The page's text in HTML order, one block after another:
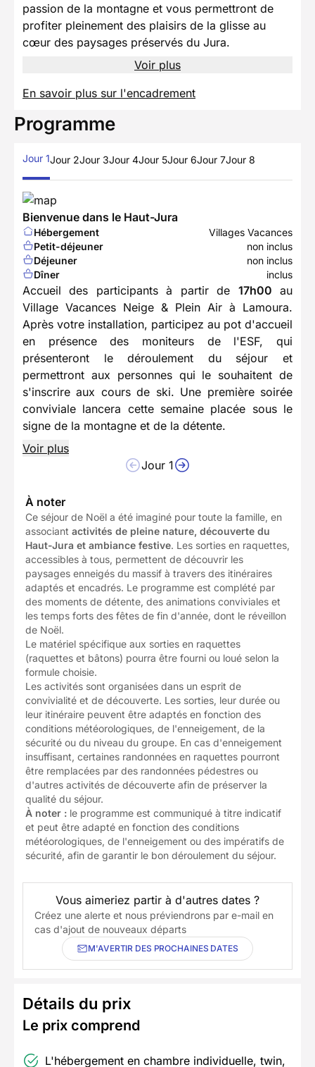
passion de la montagne et vous permettront de
profiter pleinement des plaisirs de la glisse au
cœur des paysages préservés du Jura.
Voir plus
En savoir plus sur l'encadrement
Programme
Jour 1Jour 2Jour 3Jour 4Jour 5Jour 6Jour 7Jour 8
Bienvenue dans le Haut-Jura
Hébergement
Villages Vacances
Petit-déjeuner
non inclus
Déjeuner
non inclus
Dîner
inclus
Accueil des participants à partir de 17h00 au
Village Vacances Neige & Plein Air à Lamoura.
Après votre installation, participez au pot d'accueil
en présence des moniteurs de l'ESF, qui
présenteront le déroulement du séjour et
permettront aux personnes qui le souhaitent de
s'inscrire aux cours de ski. Une première soirée
conviviale lancera cette semaine placée sous le
signe de la montagne et de la détente.
Voir plus
Jour 1
À noter
Ce séjour de Noël a été imaginé pour toute la famille, en
associant activités de pleine nature, découverte du
Haut-Jura et ambiance festive. Les sorties en raquettes,
accessibles à tous, permettent de découvrir les
paysages enneigés du massif à travers des itinéraires
adaptés et encadrés. Le programme est complété par
des moments de détente, des animations conviviales et
les temps forts des fêtes de fin d'année, dont le réveillon
de Noël.
Le matériel spécifique aux sorties en raquettes
(raquettes et bâtons) pourra être fourni ou loué selon la
formule choisie.
Les activités sont organisées dans un esprit de
convivialité et de découverte. Les sorties, leur durée ou
leur itinéraire peuvent être adaptés en fonction des
conditions météorologiques, de l'enneigement, de la
sécurité ou du niveau du groupe. En cas d'enneigement
insuffisant, certaines randonnées en raquettes pourront
être remplacées par des randonnées pédestres ou
d'autres activités de découverte afin de préserver la
qualité du séjour.
À noter : le programme est communiqué à titre indicatif
et peut être adapté en fonction des conditions
météorologiques, de l'enneigement ou des impératifs de
sécurité, afin de garantir le bon déroulement du séjour.
Vous aimeriez partir à d'autres dates ?
Créez une alerte et nous préviendrons par e-mail en
cas d'ajout de nouveaux départs
M'AVERTIR DES PROCHAINES DATES
Détails du prix
Le prix comprend
L'hébergement en chambre individuelle, twin,